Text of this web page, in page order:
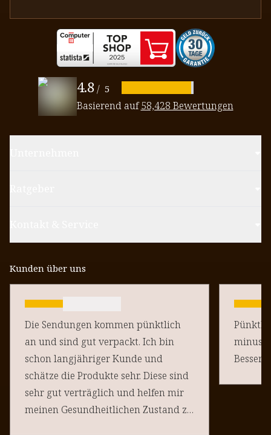
4.8 / 5
Basierend auf58,428 Bewertungen
Kunden über uns
Die Sendungen kommen pünktlich
an und sind gut verpackt. Ich bin
schon langjähriger Kunde und
schätze die Produkte sehr. Diese sind
sehr gut verträglich und helfen mir
meinen Gesundheitlichen Zustand zu
Pünktlich
minus